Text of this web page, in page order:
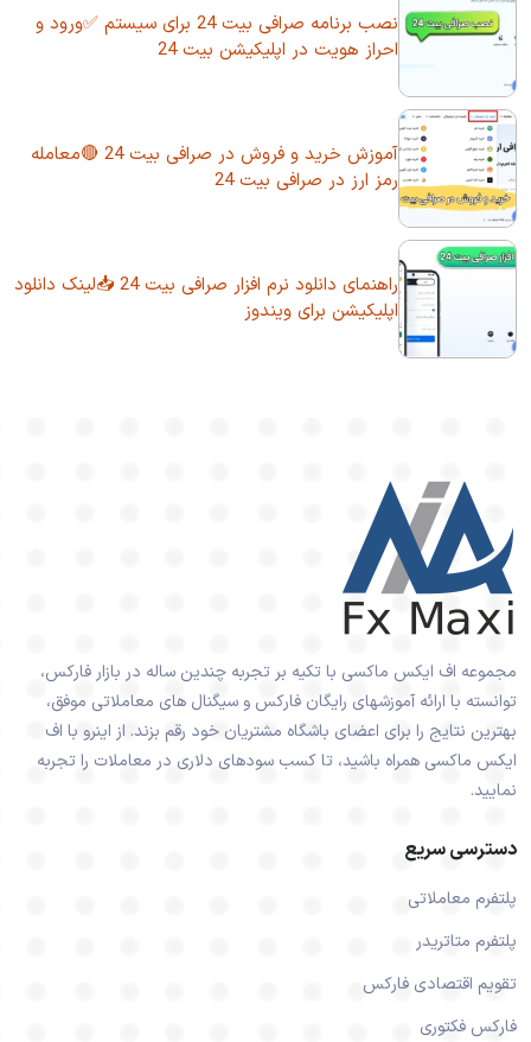
نصب برنامه صرافی بیت 24 برای سیستم ✅ورود و
احراز هویت در اپلیکیشن بیت 24
آموزش خرید و فروش در صرافی بیت 24 🔴معامله
رمز ارز در صرافی بیت 24
راهنمای دانلود نرم افزار صرافی بیت 24 📥لینک دانلود
اپلیکیشن برای ویندوز
مجموعه اف ایکس ماکسی با تکیه بر تجربه چندین ساله در بازار فارکس،
توانسته با ارائه آموزشهای رایگان فارکس و سیگنال های معاملاتی موفق،
بهترین نتایج را برای اعضای باشگاه مشتریان خود رقم بزند. از اینرو با اف
ایکس ماکسی همراه باشید، تا کسب سودهای دلاری در معاملات را تجربه
نمایید.
دسترسی سریع
پلتفرم معاملاتی
پلتفرم متاتریدر
تقویم اقتصادی فارکس
فارکس فکتوری